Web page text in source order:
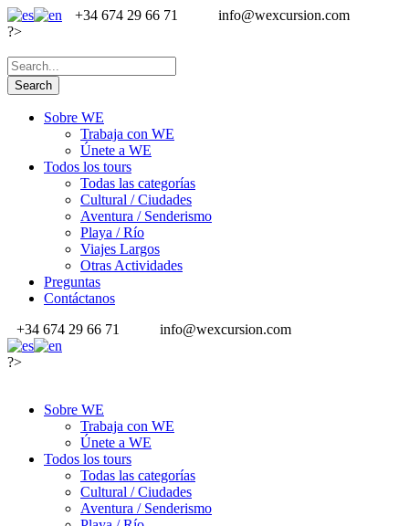
+34 674 29 66 71
info@wexcursion.com
?>
Sobre WE
Trabaja con WE
Únete a WE
Todos los tours
Todas las categorías
Cultural / Ciudades
Aventura / Senderismo
Playa / Río
Viajes Largos
Otras Actividades
Preguntas
Contáctanos
+34 674 29 66 71
info@wexcursion.com
?>
Sobre WE
Trabaja con WE
Únete a WE
Todos los tours
Todas las categorías
Cultural / Ciudades
Aventura / Senderismo